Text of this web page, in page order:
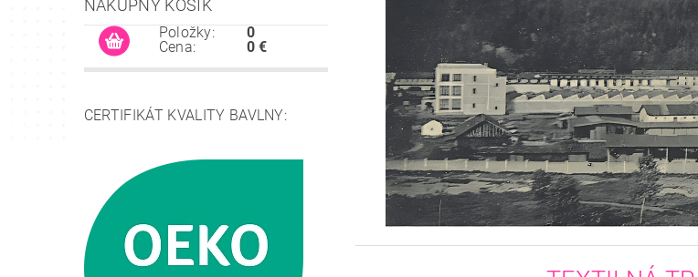
NÁKUPNÝ KOŠÍK
Položky:
Cena:
0
0 €
CERTIFIKÁT KVALITY BAVLNY: